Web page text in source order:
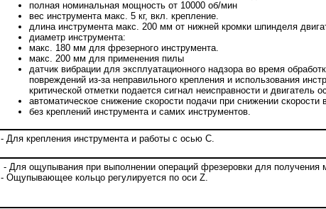
полная номинальная мощность от 10000 об/мин
вес инструмента макс. 5 кг, вкл. крепление.
длина инструмента макс. 200 мм от нижней кромки шпинделя
диаметр инструмента:
макс. 180 мм для фрезерного инструмента.
макс. 200 мм для применения пилы
датчик вибрации для эксплуатационного надзора во время
повреждений из-за неправильного крепления и использования
критической отметки подается сигнал неисправности и двигатель
автоматическое снижение скорости подачи при снижении скорости
без креплений инструмента и самих инструментов.
- Для крепления инструмента и работы с осью С.
- Для ощупывания при выполнении операций фрезеровки для получения
- Ощупывающее кольцо регулируется по оси Z.